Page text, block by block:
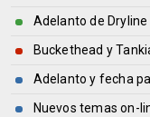
Adelanto de Dryline
Buckethead y
Adelanto y fecha
Nuevos temas on-